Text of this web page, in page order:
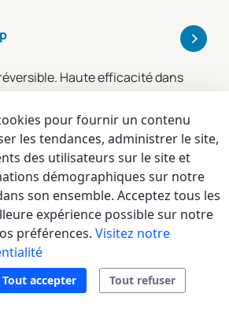
>
Haute efficacité dans
à vue ou encastrée
pour fournir un contenu
les tendances, administrer le site,
des utilisateurs sur le site et
démographiques sur notre
son ensemble. Acceptez tous les
expérience possible sur notre
préférences. Visitez notre
Tout accepter Tout refuser